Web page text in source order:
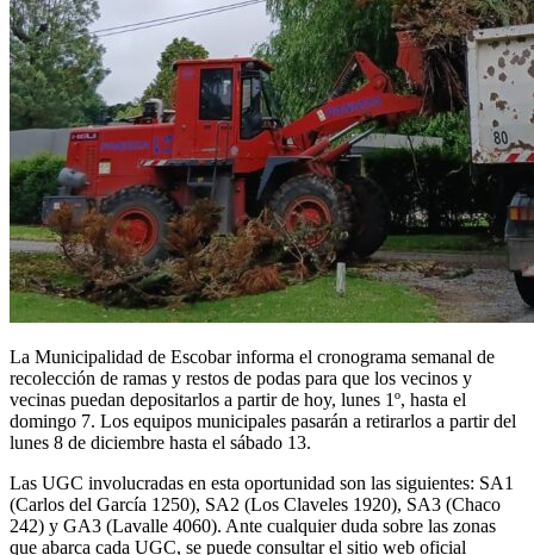
La Municipalidad de Escobar informa el cronograma semanal de
recolección de ramas y restos de podas para que los vecinos y
vecinas puedan depositarlos a partir de hoy, lunes 1º, hasta el
domingo 7. Los equipos municipales pasarán a retirarlos a partir del
lunes 8 de diciembre hasta el sábado 13.
Las UGC involucradas en esta oportunidad son las siguientes: SA1
(Carlos del García 1250), SA2 (Los Claveles 1920), SA3 (Chaco
242) y GA3 (Lavalle 4060). Ante cualquier duda sobre las zonas
que abarca cada UGC, se puede consultar el sitio web oficial